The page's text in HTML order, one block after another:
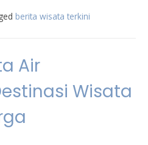
berita wisata terkini
Air
Wisata